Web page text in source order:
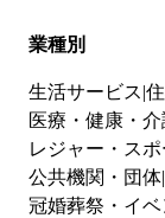
業種別
生活サービス
医療・健康・
レジャー・スポ
公共機関・団体
冠婚葬祭・イベ